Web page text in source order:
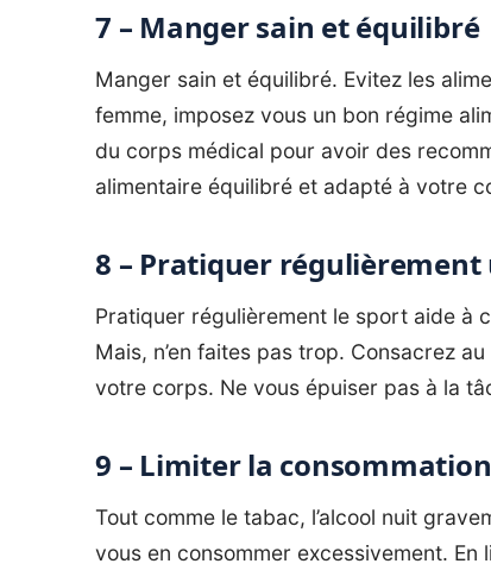
7 – Manger sain et équilibré
Manger sain et équilibré. Evitez les
femme, imposez vous un bon régime
du corps médical pour avoir des
alimentaire équilibré et adapté à votre
8 – Pratiquer
Pratiquer régulièrement le sport aide à
Mais, n’en faites pas trop. Consacrez
votre corps. Ne vous épuiser pas à la
9 – Limiter la consommation
Tout comme le tabac, l’alcool nuit
vous en consommer excessivement. En